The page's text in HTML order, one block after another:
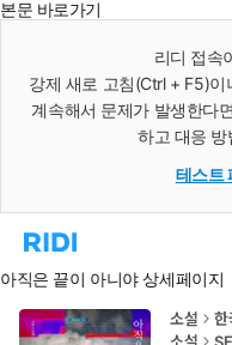
본문 바로가기
리디 접속
강제 새로 고침(Ctrl + F5)
계속해서 문제가 발생한다
하고 대응
테스트
리
홈
로
이
아직은 끝이 아니야 상세페이지
소설
한